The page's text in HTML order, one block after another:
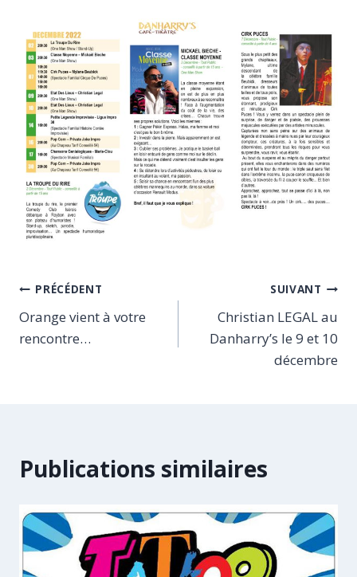
Navigation
de
PRÉCÉDENT
Orange vient à votre
rencontre…
SUIVANT
Christian LEGAL au
Danharry’s le 9 et 10
décembre
Publications similaires